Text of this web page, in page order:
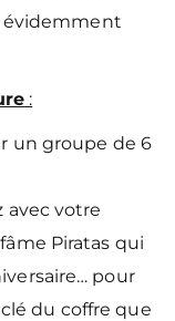
évidemment
:
un groupe de 6
avec votre
Piratas qui
pour
du coffre que